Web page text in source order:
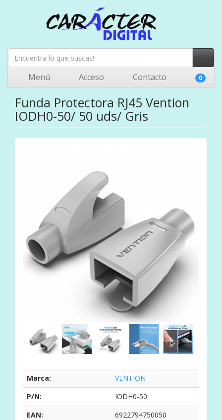
Menú Acceso Contacto 0
Funda Protectora RJ45 Vention
IODH0-50/ 50 uds/ Gris
Marca:
VENTION
P/N:
IODH0-50
EAN:
6922794750050